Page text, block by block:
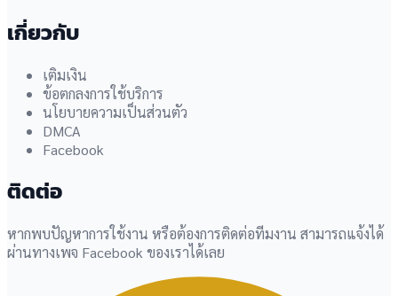
เกี่ยวกับ
เติมเงิน
ข้อตกลงการใช้บริการ
นโยบายความเป็นส่วนตัว
DMCA
Facebook
ติดต่อ
หากพบปัญหาการใช้งาน หรือต้องการติดต่อทีมงาน สามารถแจ้งได้
ผ่านทางเพจ Facebook ของเราได้เลย